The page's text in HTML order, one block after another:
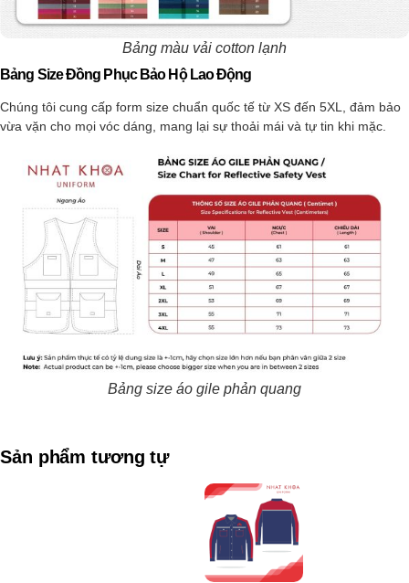
Bảng màu vải cotton lạnh
Bảng Size Đồng Phục Bảo Hộ Lao Động
Chúng tôi cung cấp form size chuẩn quốc tế từ XS đến 5XL, đảm bảo
vừa vặn cho mọi vóc dáng, mang lại sự thoải mái và tự tin khi mặc.
Bảng size áo gile phản quang
Sản phẩm tương tự